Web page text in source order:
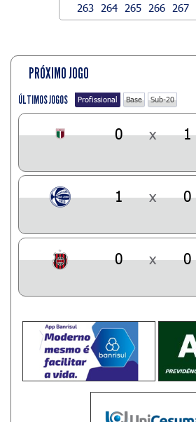
263
264 265 266 267
PRÓXIMO JOGO
ÚLTIMOS JOGOS Profissional Base Sub-20
0 x 1
1 x 0
0 x 0